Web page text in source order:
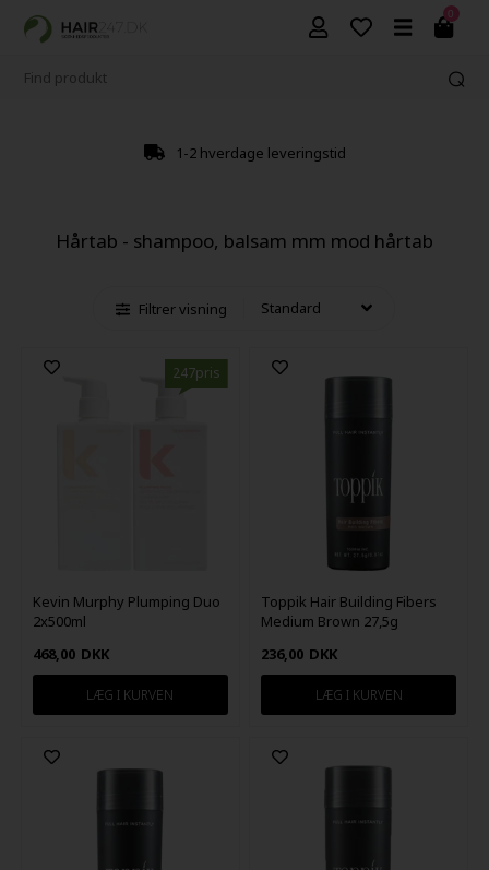
0
1-2 hverdage leveringstid
Hårtab - shampoo, balsam mm mod hårtab
Filtrer visning
247pris
Kevin Murphy Plumping Duo
2x500ml
468,00 DKK
Toppik Hair Building Fibers
Medium Brown 27,5g
236,00 DKK